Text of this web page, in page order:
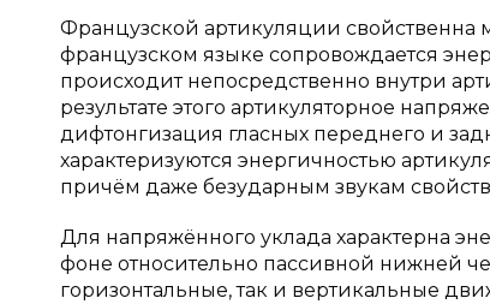
Французской артикуляции свойственна
французском языке сопровождается
происходит непосредственно внутри
результате этого артикуляторное
дифтонгизация гласных переднего и
характеризуются энергичностью
причём даже безударным звукам
Для напряжённого уклада характерна
фоне относительно пассивной нижней
горизонтальные, так и вертикальные